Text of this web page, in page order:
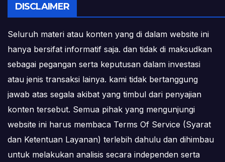
DISCLAIMER
Seluruh materi atau konten yang di dalam website ini
hanya bersifat informatif saja. dan tidak di maksudkan
sebagai pegangan serta keputusan dalam investasi
atau jenis transaksi lainya. kami tidak bertanggung
jawab atas segala akibat yang timbul dari penyajian
konten tersebut. Semua pihak yang mengunjungi
website ini harus membaca Terms Of Service (Syarat
dan Ketentuan Layanan) terlebih dahulu dan dihimbau
untuk melakukan analisis secara independen serta